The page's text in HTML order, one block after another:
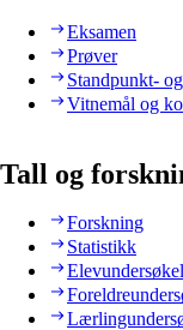
Eksamen
Prøver
Standpunkt-
Vitnemål og
Tall og
Forskning
Statistikk